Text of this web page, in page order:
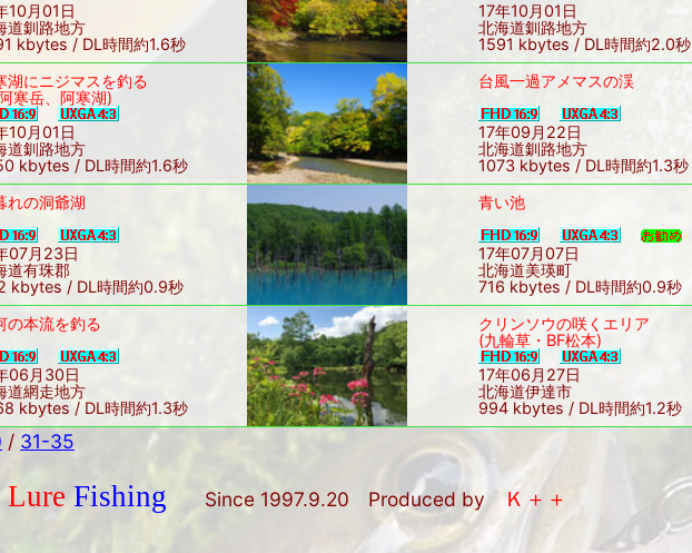
10月01日
道釧路地方
kbytes / DL時間約1.6秒
17年10月01日
北海道釧路地方
1591 kbytes / DL時間約2.0秒
湖にニジマスを釣る
寒岳、阿寒湖)
10月01日
道釧路地方
kbytes / DL時間約1.6秒
台風一過アメマスの渓
17年09月22日
北海道釧路地方
1073 kbytes / DL時間約1.3秒
れの洞爺湖
07月23日
道有珠郡
kbytes / DL時間約0.9秒
青い池
17年07月07日
北海道美瑛町
716 kbytes / DL時間約0.9秒
の本流を釣る
06月30日
道網走地方
kbytes / DL時間約1.3秒
クリンソウの咲くエリア
(九輪草・BF松本)
17年06月27日
北海道伊達市
994 kbytes / DL時間約1.2秒
/ 31-35
Lure Fishing Since 1997.9.20 Produced by Ｋ＋＋